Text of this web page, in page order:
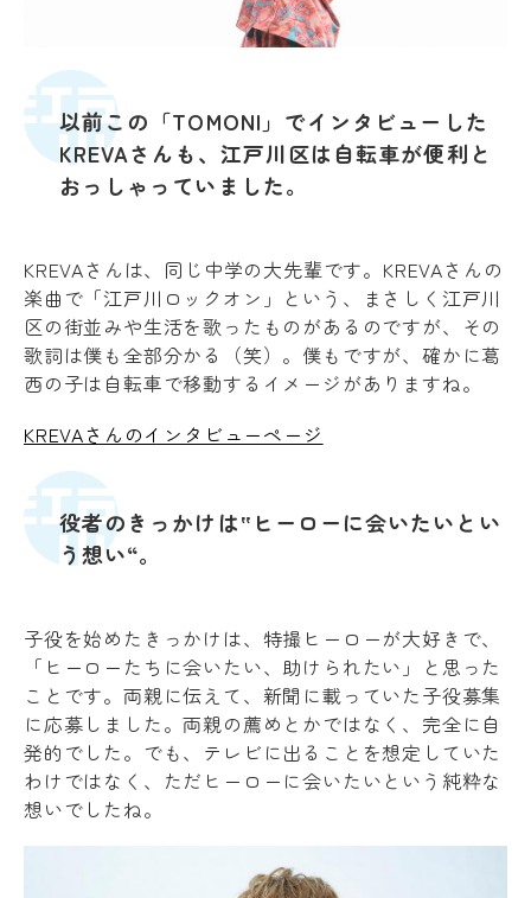
以前この「TOMONI」でインタビューした
KREVAさんも、江戸川区は自転車が便利と
おっしゃっていました。
KREVAさんは、同じ中学の大先輩です。KREVAさんの
楽曲で「江戸川ロックオン」という、まさしく江戸川
区の街並みや生活を歌ったものがあるのですが、その
歌詞は僕も全部分かる（笑）。僕もですが、確かに葛
西の子は自転車で移動するイメージがありますね。
KREVAさんのインタビューページ
役者のきっかけは‟ヒーローに会いたいとい
う想い“。
子役を始めたきっかけは、特撮ヒーローが大好きで、
「ヒーローたちに会いたい、助けられたい」と思った
ことです。両親に伝えて、新聞に載っていた子役募集
に応募しました。両親の薦めとかではなく、完全に自
発的でした。でも、テレビに出ることを想定していた
わけではなく、ただヒーローに会いたいという純粋な
想いでしたね。